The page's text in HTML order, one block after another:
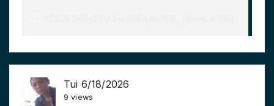
Tui 6/18/2026
9 views